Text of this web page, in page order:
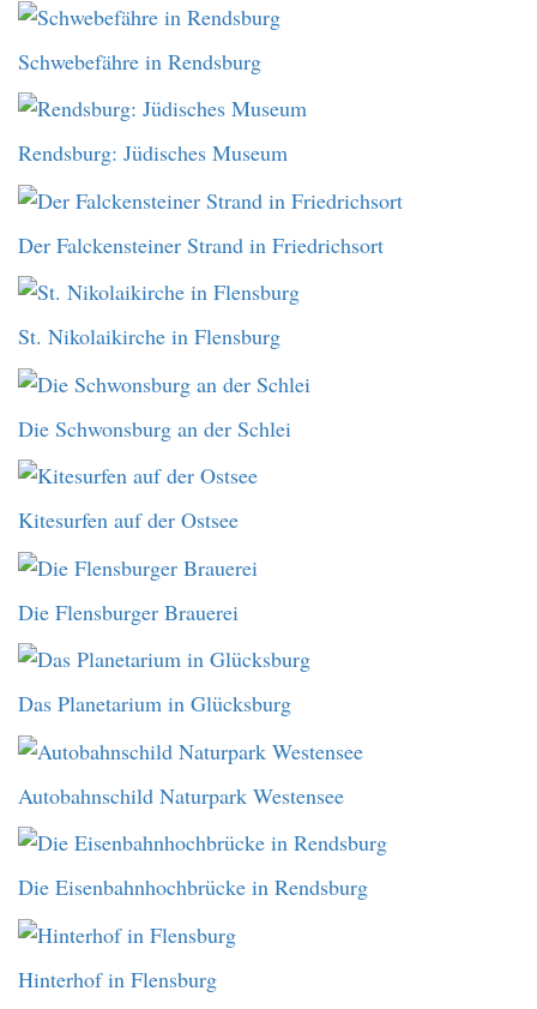
Schwebefähre in Rendsburg
Rendsburg: Jüdisches Museum
Der Falckensteiner Strand in Friedrichsort
St. Nikolaikirche in Flensburg
Die Schwonsburg an der Schlei
Kitesurfen auf der Ostsee
Die Flensburger Brauerei
Das Planetarium in Glücksburg
Autobahnschild Naturpark Westensee
Die Eisenbahnhochbrücke in Rendsburg
Hinterhof in Flensburg